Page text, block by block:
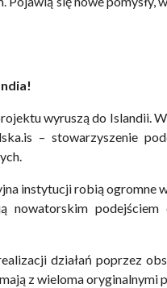
wyruszą do Islandii.
– stowarzyszenie
instytucji robią ogromne
nowatorskim
działań poprzez
z wieloma oryginalnymi